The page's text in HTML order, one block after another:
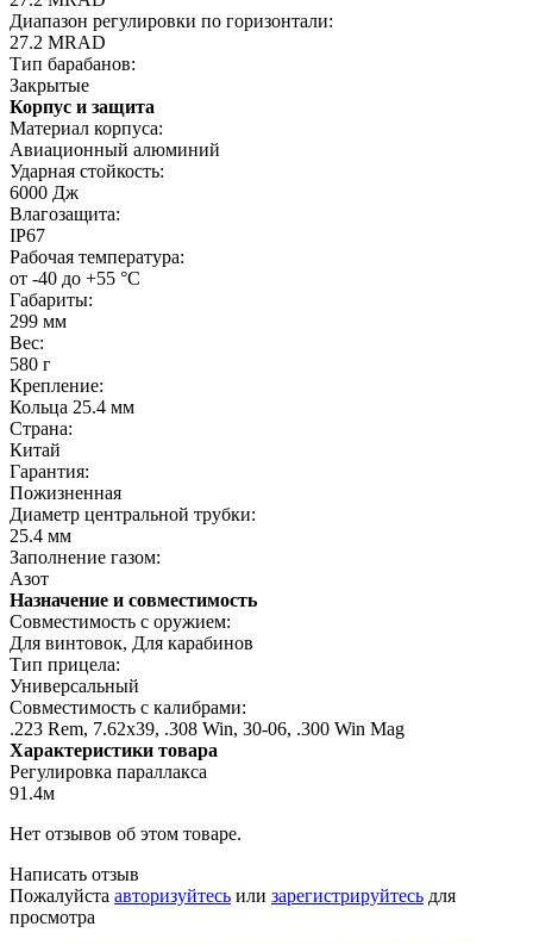
Диапазон регулировки по горизонтали:
27.2 MRAD
Тип барабанов:
Закрытые
Корпус и защита
Материал корпуса:
Авиационный алюминий
Ударная стойкость:
6000 Дж
Влагозащита:
IP67
Рабочая температура:
от -40 до +55 °C
Габариты:
299 мм
Вес:
580 г
Крепление:
Кольца 25.4 мм
Страна:
Китай
Гарантия:
Пожизненная
Диаметр центральной трубки:
25.4 мм
Заполнение газом:
Азот
Назначение и совместимость
Совместимость с оружием:
Для винтовок, Для карабинов
Тип прицела:
Универсальный
Совместимость с калибрами:
.223 Rem, 7.62х39, .308 Win, 30-06, .300 Win Mag
Характеристики товара
Регулировка параллакса
91.4м
Нет отзывов об этом товаре.
Написать отзыв
Пожалуйста авторизуйтесь или зарегистрируйтесь для
просмотра